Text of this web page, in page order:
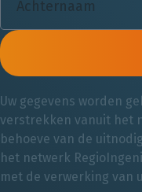
Uw gegevens worden
verstrekken vanuit het
behoeve van de
het netwerk
met de verwerking van